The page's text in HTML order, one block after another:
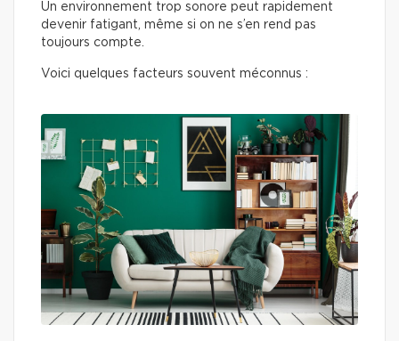
Un environnement trop sonore peut rapidement
devenir fatigant, même si on ne s’en rend pas
toujours compte.
Voici quelques facteurs souvent méconnus :